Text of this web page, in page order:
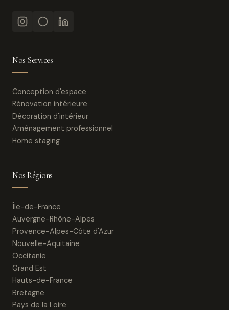
Nos Services
Conception d'espace
Rénovation intérieure
Décoration d'intérieur
Aménagement professionnel
Home staging
Nos Régions
Île-de-France
Auvergne-Rhône-Alpes
Provence-Alpes-Côte d'Azur
Nouvelle-Aquitaine
Occitanie
Grand Est
Hauts-de-France
Bretagne
Pays de la Loire